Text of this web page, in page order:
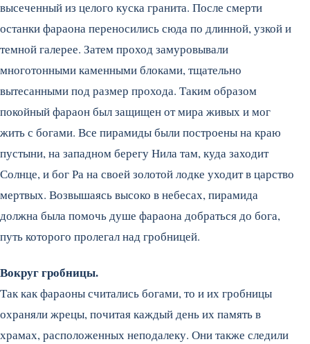
высеченный из целого куска гранита. После смерти
останки фараона переносились сюда по длинной, узкой и
темной галерее. Затем проход замуровывали
многотонными каменными блоками, тщательно
вытесанными под размер прохода. Таким образом
покойный фараон был защищен от мира живых и мог
жить с богами. Все пирамиды были построены на краю
пустыни, на западном берегу Нила там, куда заходит
Солнце, и бог Ра на своей золотой лодке уходит в царство
мертвых. Возвышаясь высоко в небесах, пирамида
должна была помочь душе фараона добраться до бога,
путь которого пролегал над гробницей.
Вокруг гробницы.
Так как фараоны считались богами, то и их гробницы
охраняли жрецы, почитая каждый день их память в
храмах, расположенных неподалеку. Они также следили